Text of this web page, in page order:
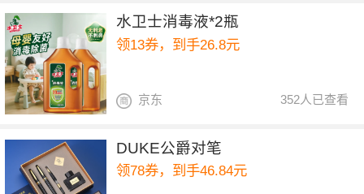
水卫士消毒液*2瓶
领13券，到手26.8元
352人已查看
京东
DUKE公爵对笔
领78券，到手46.84元